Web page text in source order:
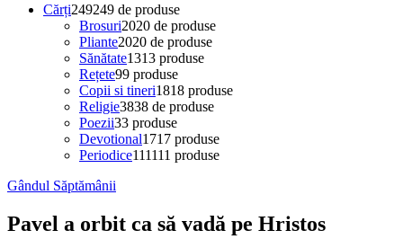
Cărți249249 de produse
Brosuri2020 de produse
Pliante2020 de produse
Sănătate1313 produse
Rețete99 produse
Copii si tineri1818 produse
Religie3838 de produse
Poezii33 produse
Devotional1717 produse
Periodice111111 produse
Gândul Săptămânii
Pavel a orbit ca să vadă pe Hristos